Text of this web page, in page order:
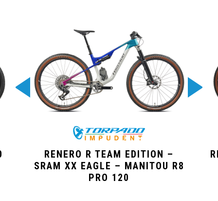
RENERO R TEAM EDITION –
SRAM XX EAGLE – MANITOU R8
PRO 120